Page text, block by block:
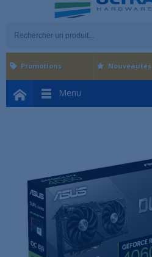
Menu
Promotions Nouveautés